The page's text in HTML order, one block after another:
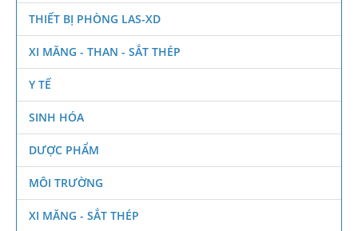
THIẾT BỊ PHÒNG LAS-XD
XI MĂNG - THAN - SẮT THÉP
Y TẾ
SINH HÓA
DƯỢC PHẨM
MÔI TRƯỜNG
XI MĂNG - SẮT THÉP